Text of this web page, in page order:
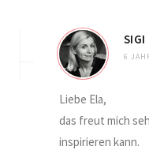
SIGI
6
Liebe Ela,
das freut mich
inspirieren kann.